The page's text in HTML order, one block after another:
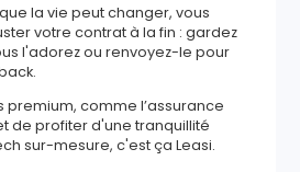
la vie peut changer, vous
votre contrat à la fin : gardez
l'adorez ou renvoyez-le pour
premium, comme l’assurance
de profiter d'une tranquillité
sur-mesure, c'est ça Leasi.